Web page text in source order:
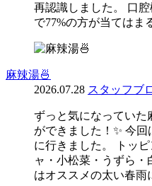
再認識しました。 口
で77%の方が当てはま
麻辣湯🍜
2026.07.28 スタッフブ
ずっと気になっていた
ができました！✨ 今回
に行きました。 トッ
ャ・小松菜・うずら
はオススメの太い春雨